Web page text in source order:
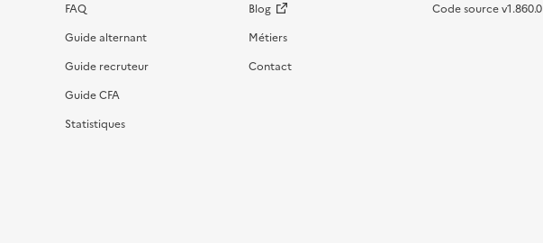
FAQ
Guide alternant
Guide recruteur
Guide CFA
Statistiques
Blog
Métiers
Contact
Code source v1.860.0